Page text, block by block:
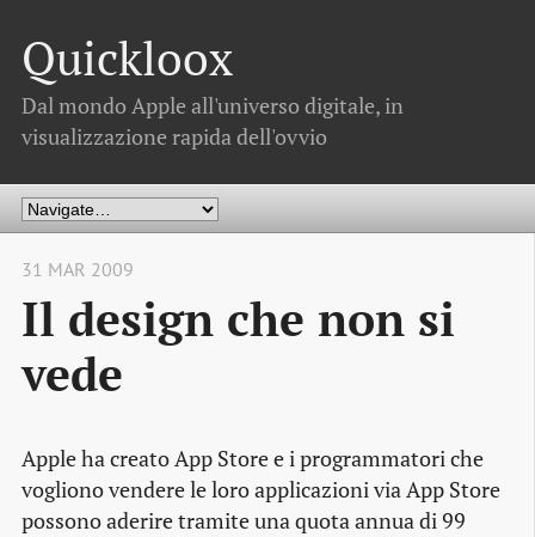
Quickloox
Dal mondo Apple all'universo digitale, in
visualizzazione rapida dell'ovvio
31 MAR 2009
Il design che non si
vede
Apple ha creato App Store e i programmatori che
vogliono vendere le loro applicazioni via App Store
possono aderire tramite una quota annua di 99